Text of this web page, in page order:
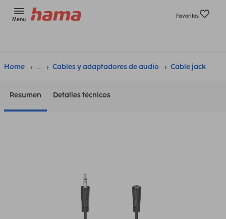
Menu
Favoritos
Home ... Cables y adaptadores de audio Cable jack
Resumen Detalles técnicos